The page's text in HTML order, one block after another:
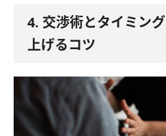
4. 交渉術とタイミン
上げるコツ